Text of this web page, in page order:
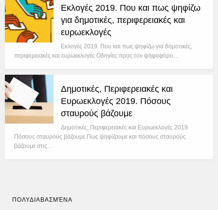
Εκλογές 2019. Που και πως ψηφίζω
για δημοτικές, περιφερειακές και
ευρωεκλογές
Εκλογές 2019. Που και πως ψηφίζω για δημοτικές,
περιφερειακές και ευρωεκλογές Οδηγίες προς τον ψηφοφόρο…
Δημοτικές, Περιφερειακές και
Ευρωεκλογές 2019. Πόσους
σταυρούς βάζουμε
Δημοτικές, Περιφερειακές και Ευρωεκλογές 2019.
Πόσους σταυρούς βάζουμε Πως ψηφίζουμε και πόσους σταυρούς
βάζουμε στις…
ΠΟΛΥΔΙΑΒΑΣΜΈΝΑ